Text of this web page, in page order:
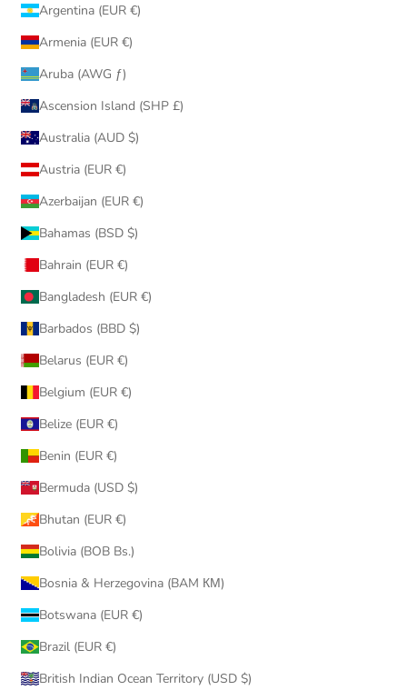
Argentina (EUR €)
Armenia (EUR €)
Aruba (AWG ƒ)
Ascension Island (SHP £)
Australia (AUD $)
Austria (EUR €)
Azerbaijan (EUR €)
Bahamas (BSD $)
Bahrain (EUR €)
Bangladesh (EUR €)
Barbados (BBD $)
Belarus (EUR €)
Belgium (EUR €)
Belize (EUR €)
Benin (EUR €)
Bermuda (USD $)
Bhutan (EUR €)
Bolivia (BOB Bs.)
Bosnia & Herzegovina (BAM КМ)
Botswana (EUR €)
Brazil (EUR €)
British Indian Ocean Territory (USD $)